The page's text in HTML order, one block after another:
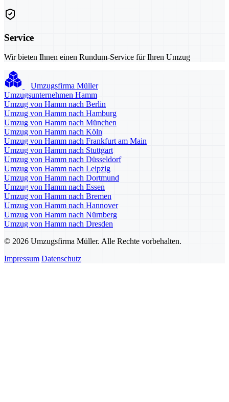
Service
Wir bieten Ihnen einen Rundum-Service für Ihren Umzug
Umzugsfirma Müller
Umzugsunternehmen Hamm
Umzug von Hamm nach Berlin
Umzug von Hamm nach Hamburg
Umzug von Hamm nach München
Umzug von Hamm nach Köln
Umzug von Hamm nach Frankfurt am Main
Umzug von Hamm nach Stuttgart
Umzug von Hamm nach Düsseldorf
Umzug von Hamm nach Leipzig
Umzug von Hamm nach Dortmund
Umzug von Hamm nach Essen
Umzug von Hamm nach Bremen
Umzug von Hamm nach Hannover
Umzug von Hamm nach Nürnberg
Umzug von Hamm nach Dresden
© 2026 Umzugsfirma Müller. Alle Rechte vorbehalten.
Impressum Datenschutz